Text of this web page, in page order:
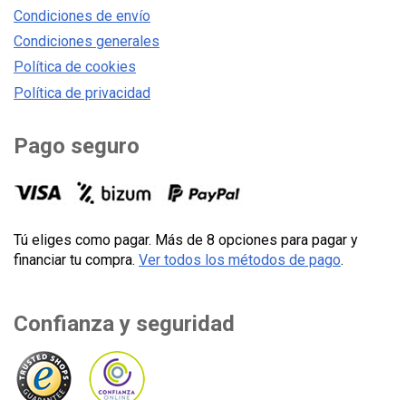
Condiciones de envío
Condiciones generales
Política de cookies
Política de privacidad
Pago seguro
Tú eliges como pagar. Más de 8 opciones para pagar y
financiar tu compra. Ver todos los métodos de pago.
Confianza y seguridad